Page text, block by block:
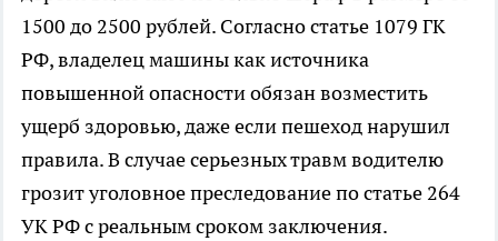
1500 до 2500 рублей. Согласно статье 1079 ГК
РФ, владелец машины как источника
повышенной опасности обязан возместить
ущерб здоровью, даже если пешеход нарушил
правила. В случае серьезных травм водителю
грозит уголовное преследование по статье 264
УК РФ с реальным сроком заключения.